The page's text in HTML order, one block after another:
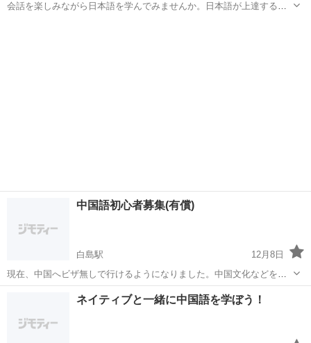
会話を楽しみながら日本語を学んでみませんか。日本語が上達すると
中国語初心者募集(有償)
白島駅
12月8日
現在、中国へビザ無しで行けるようになりました。中国文化などを体
験しませんか。そのため、最低限の言語力が必要です。中国語に興味
がある方、ご連絡ください。ゼロから教えます。時間などをご相談く
中国語 初心者
ネイティブと一緒に中国語を学ぼう！